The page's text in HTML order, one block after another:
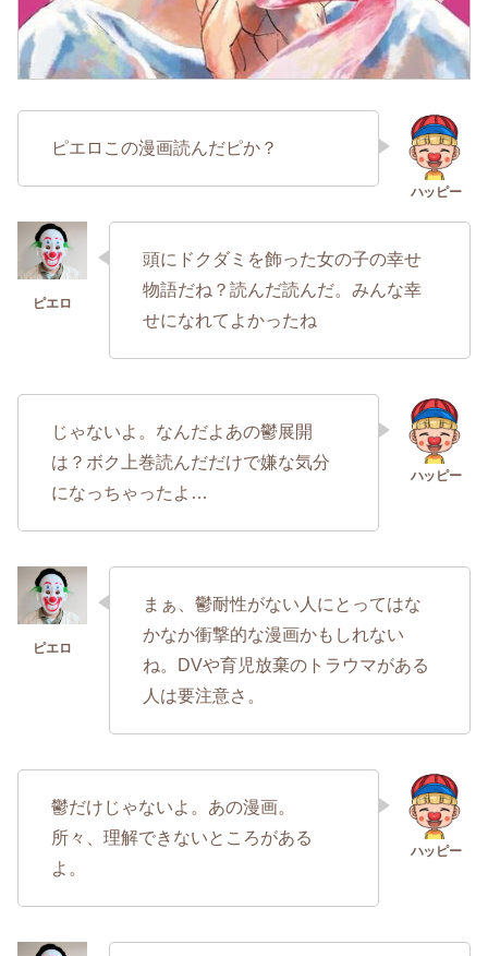
ピエロこの漫画読んだピか？
頭にドクダミを飾った女の子の幸せ
物語だね？読んだ読んだ。みんな幸
せになれてよかったね
じゃないよ。なんだよあの鬱展開
は？ボク上巻読んだだけで嫌な気分
になっちゃったよ…
まぁ、鬱耐性がない人にとってはな
かなか衝撃的な漫画かもしれない
ね。DVや育児放棄のトラウマがある
人は要注意さ。
鬱だけじゃないよ。あの漫画。
所々、理解できないところがある
よ。